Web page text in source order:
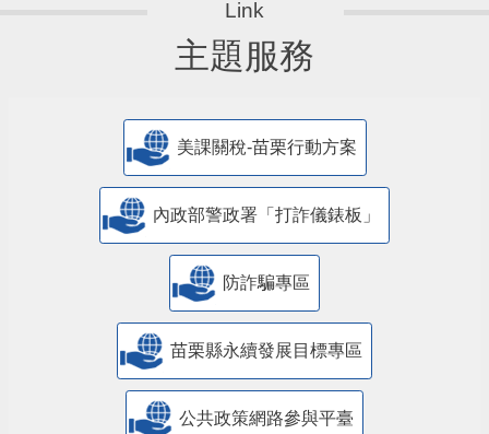
主題服務
美課關稅-苗栗行動方案
內政部警政署「打詐儀錶板」
防詐騙專區
苗栗縣永續發展目標專區
公共政策網路參與平臺